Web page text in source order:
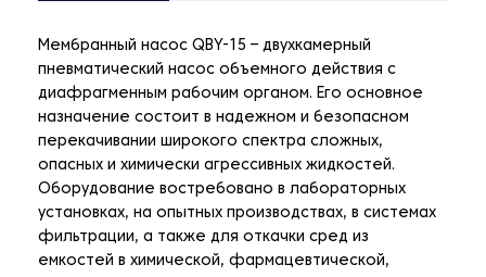
Мембранный насос QBY-15 – двухкамерный
пневматический насос объемного действия с
диафрагменным рабочим органом. Его основное
назначение состоит в надежном и безопасном
перекачивании широкого спектра сложных,
опасных и химически агрессивных жидкостей.
Оборудование востребовано в лабораторных
установках, на опытных производствах, в системах
фильтрации, а также для откачки сред из
емкостей в химической, фармацевтической,